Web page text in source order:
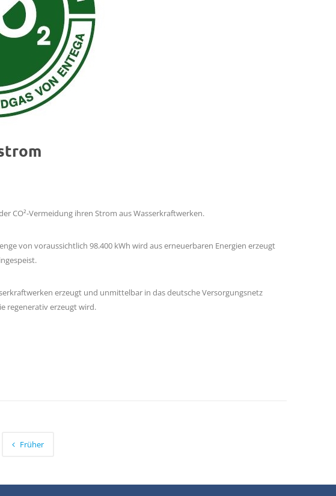
CO²-Vermeidung ihren Strom aus Wasserkraftwerken.
von voraussichtlich 98.400 kWh wird aus erneuerbaren Energien erzeugt
erzeugt und unmittelbar in das deutsche Versorgungsnetz
regenerativ erzeugt wird.
Früher